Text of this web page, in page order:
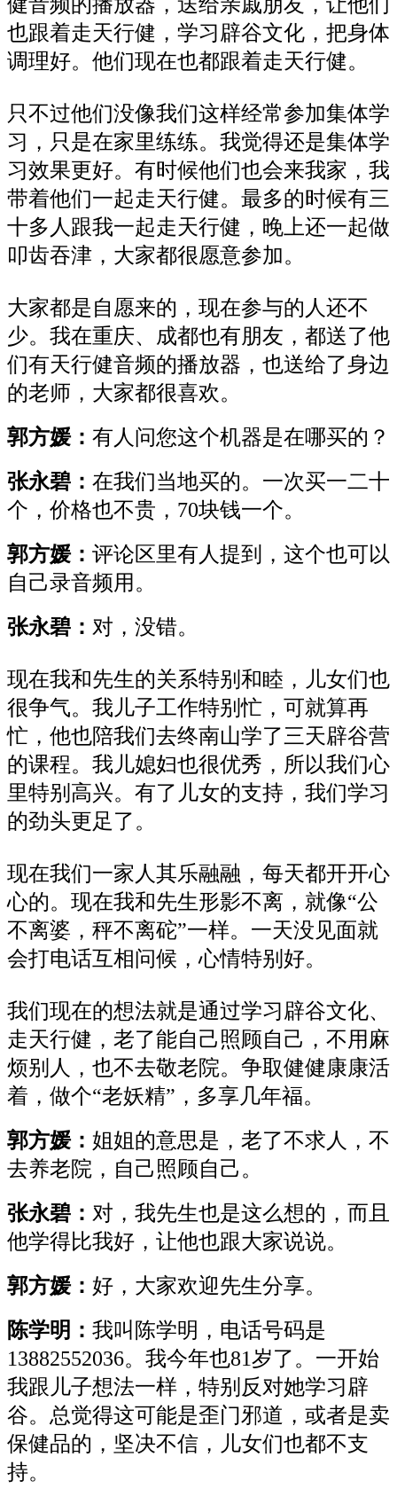
健音频的播放器，送给亲戚朋友，让他们
也跟着走天行健，学习辟谷文化，把身体
调理好。他们现在也都跟着走天行健。
只不过他们没像我们这样经常参加集体学
习，只是在家里练练。我觉得还是集体学
习效果更好。有时候他们也会来我家，我
带着他们一起走天行健。最多的时候有三
十多人跟我一起走天行健，晚上还一起做
叩齿吞津，大家都很愿意参加。
大家都是自愿来的，现在参与的人还不
少。我在重庆、成都也有朋友，都送了他
们有天行健音频的播放器，也送给了身边
的老师，大家都很喜欢。
郭方媛： 有人问您这个机器是在哪买的？
张永碧： 在我们当地买的。一次买一二十
个，价格也不贵，70块钱一个。
郭方媛： 评论区里有人提到，这个也可以
自己录音频用。
张永碧： 对，没错。
现在我和先生的关系特别和睦，儿女们也
很争气。我儿子工作特别忙，可就算再
忙，他也陪我们去终南山学了三天辟谷营
的课程。我儿媳妇也很优秀，所以我们心
里特别高兴。有了儿女的支持，我们学习
的劲头更足了。
现在我们一家人其乐融融，每天都开开心
心的。现在我和先生形影不离，就像“公
不离婆，秤不离砣”一样。一天没见面就
会打电话互相问候，心情特别好。
我们现在的想法就是通过学习辟谷文化、
走天行健，老了能自己照顾自己，不用麻
烦别人，也不去敬老院。争取健健康康活
着，做个“老妖精”，多享几年福。
郭方媛： 姐姐的意思是，老了不求人，不
去养老院，自己照顾自己。
张永碧： 对，我先生也是这么想的，而且
他学得比我好，让他也跟大家说说。
郭方媛： 好，大家欢迎先生分享。
陈学明： 我叫陈学明，电话号码是
13882552036。我今年也81岁了。一开始
我跟儿子想法一样，特别反对她学习辟
谷。总觉得这可能是歪门邪道，或者是卖
保健品的，坚决不信，儿女们也都不支
持。